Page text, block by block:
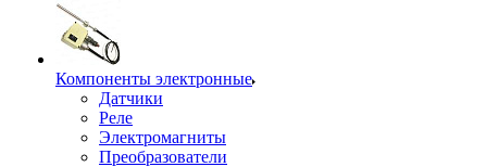
Компоненты электронные
Датчики
Реле
Электромагниты
Преобразователи